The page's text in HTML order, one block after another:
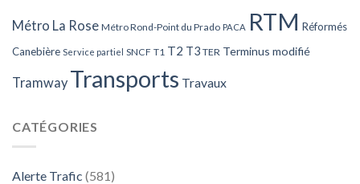
Métro La Rose Métro Rond-Point du Prado PACA RTM Réformés
Canebière Service partiel SNCF T1 T2 T3 TER Terminus modifié
Tramway Transports Travaux
CATÉGORIES
Alerte Trafic (581)